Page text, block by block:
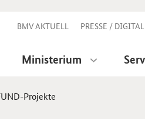
BMV AKTUELL PRESSE /
Ministerium
Projekte